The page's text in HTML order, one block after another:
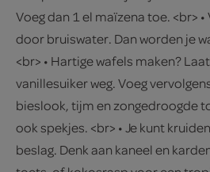
Voeg dan 1 el maïzena toe. <br>
door bruiswater. Dan worden je
<br> • Hartige wafels maken?
vanillesuiker weg. Voeg
bieslook, tijm en zongedroogde
ook spekjes. <br> • Je kunt
beslag. Denk aan kaneel en